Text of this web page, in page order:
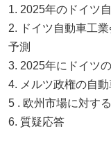
1. 2025年のドイツ
2. ドイツ自動車工
予測
3. 2025年にドイツ
4. メルツ政権の自
5 . 欧州市場に対す
6. 質疑応答